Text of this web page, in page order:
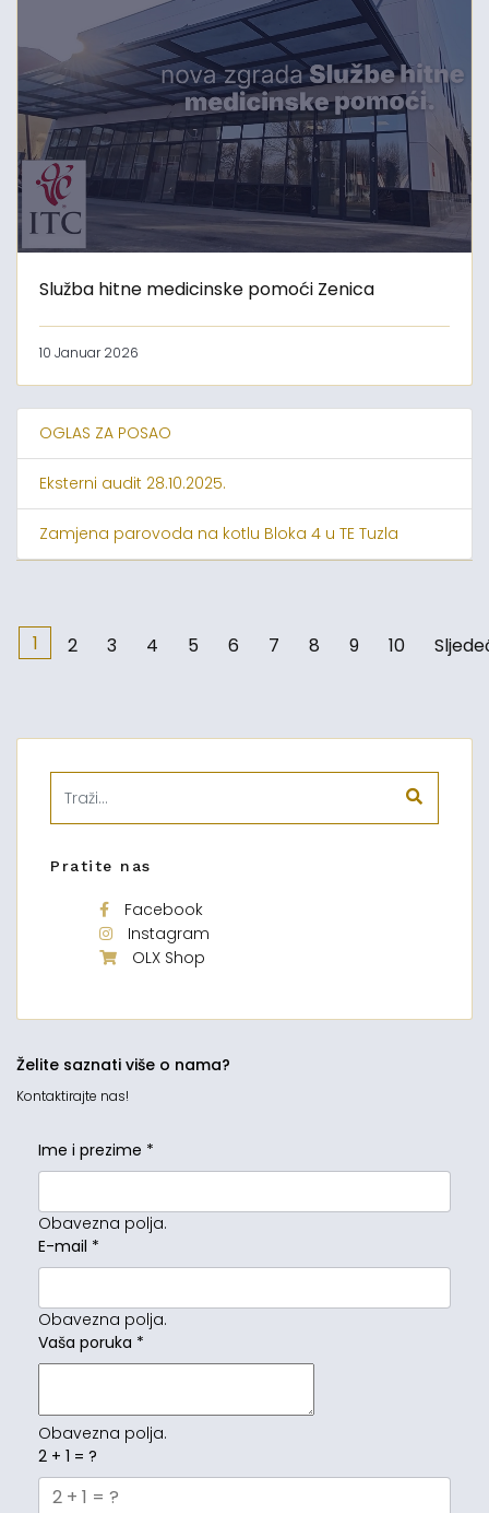
Služba hitne medicinske pomoći Zenica
10 Januar 2026
OGLAS ZA POSAO
Eksterni audit 28.10.2025.
Zamjena parovoda na kotlu Bloka 4 u TE Tuzla
1 2 3 4 5 6 7 8 9 10
Pratite nas
Facebook
Instagram
OLX Shop
Želite saznati više o nama?
Kontaktirajte nas!
Ime i prezime *
Obavezna polja.
E-mail *
Obavezna polja.
Vaša poruka *
Obavezna polja.
2 + 1 = ?